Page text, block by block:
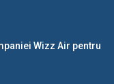
Wizz Air pentru